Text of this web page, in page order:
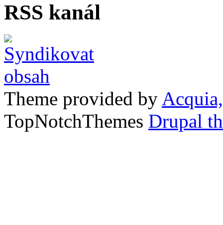
RSS kanál
Theme provided by
TopNotchThemes Drupal